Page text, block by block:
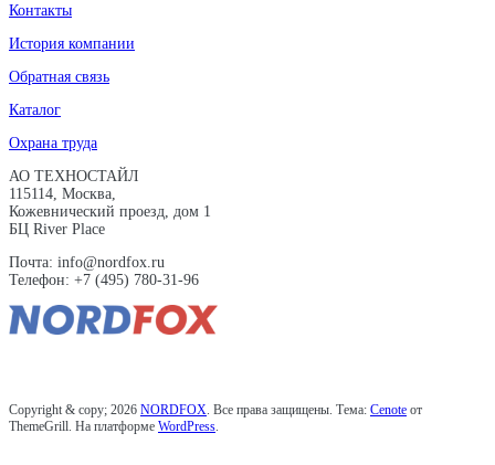
Контакты
История компании
Обратная связь
Каталог
Охрана труда
АО ТЕХНОСТАЙЛ
115114, Москва,
Кожевнический проезд, дом 1
БЦ River Place
Почта: info@nordfox.ru
Телефон: +7 (495) 780-31-96
Copyright & copy; 2026 NORDFOX. Все права защищены. Тема: Cenote от
ThemeGrill. На платформе WordPress.